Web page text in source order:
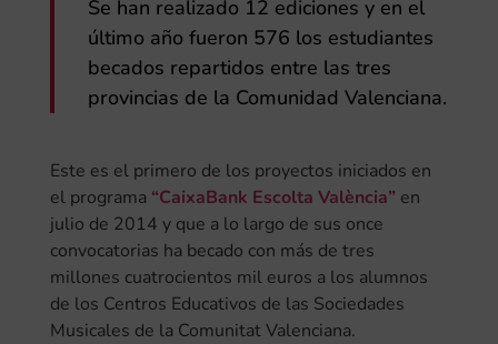
Tienda
Se han realizado 12 ediciones y en el
último año fueron 576 los estudiantes
becados repartidos entre las tres
provincias de la Comunidad Valenciana.
Este es el primero de los proyectos iniciados en
el programa “CaixaBank Escolta València” en
julio de 2014 y que a lo largo de sus once
convocatorias ha becado con más de tres
millones cuatrocientos mil euros a los alumnos
de los Centros Educativos de las Sociedades
Musicales de la Comunitat Valenciana.